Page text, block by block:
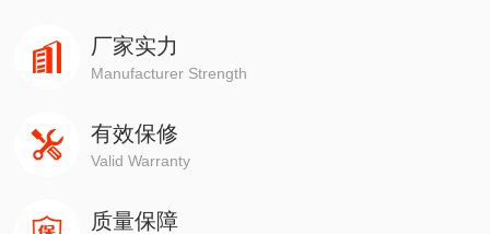
厂家实力
Manufacturer Strength
有效保修
Valid Warranty
质量保障